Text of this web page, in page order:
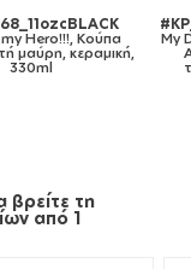
bb-
white
Hero!!!, Τσάντα
πουγκί GYMBAG
τη
από 1